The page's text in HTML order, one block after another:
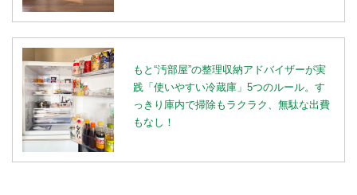
もと“汚部屋”の整理収納アドバイザーが実
践「使いやすい冷蔵庫」5つのルール。す
っきり庫内で掃除もラクラク、無駄な出費
もなし！